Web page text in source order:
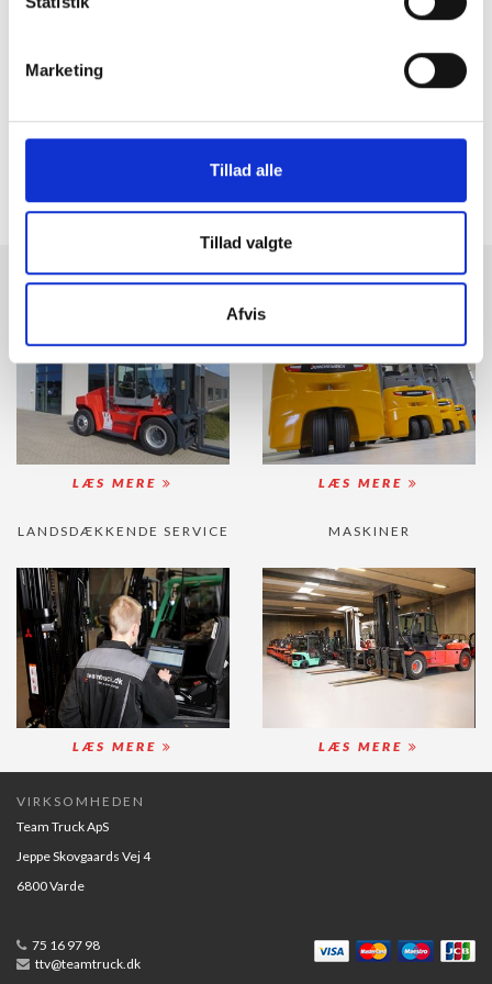
Marketing
Tillad alle
Tillad valgte
Afvis
LÆS MERE LÆS MERE
LANDSDÆKKENDE SERVICE
LÆS MERE
MASKINER
LÆS MERE
VIRKSOMHEDEN
Team Truck ApS
Jeppe Skovgaards Vej 4
6800 Varde
75 16 97 98
ttv@teamtruck.dk